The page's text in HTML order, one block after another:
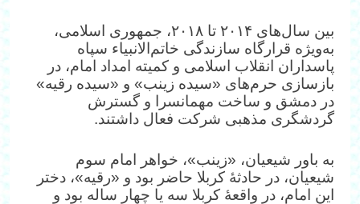
بین سال‌های ۲۰۱۴ تا ۲۰۱۸، جمهوری اسلامی،
به‌ویژه قرارگاه سازندگی خاتم‌الانبیاء سپاه
پاسداران انقلاب اسلامی و کمیته امداد امام، در
بازسازی حرم‌های «سیده زینب» و «سیده رقیه»
در دمشق و ساخت مهمانسرا و گسترش
گردشگری مذهبی شرکت فعال داشتند.
به باور شیعیان، «زینب»، خواهر امام سوم
شیعیان، در حادثهٔ کربلا حاضر بود و «رقیه»، دختر
این امام، در واقعهٔ کربلا سه یا چهار ساله بود و